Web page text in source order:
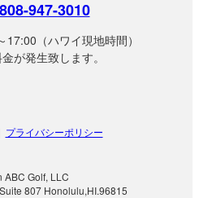
947-3010
17:00（ハワイ現地時間）
が発生致します。
プライバシーポリシー
ABC Golf, LLC
807 Honolulu,HI.96815